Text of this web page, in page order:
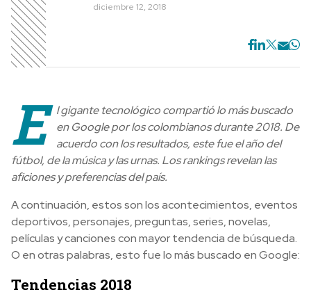
diciembre 12, 2018
E
l gigante tecnológico compartió lo más buscado
en Google por los colombianos durante 2018. De
acuerdo con los resultados, este fue el año del
fútbol, de la música y las urnas. Los rankings revelan las
aficiones y preferencias del país.
A continuación, estos son los acontecimientos, eventos
deportivos, personajes, preguntas, series, novelas,
películas y canciones con mayor tendencia de búsqueda.
O en otras palabras, esto fue lo más buscado en Google:
Tendencias 2018